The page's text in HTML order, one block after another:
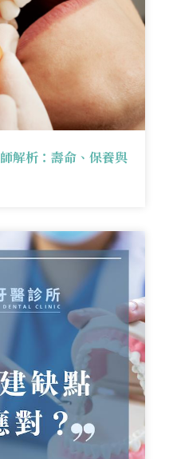
解析：壽命、保養與